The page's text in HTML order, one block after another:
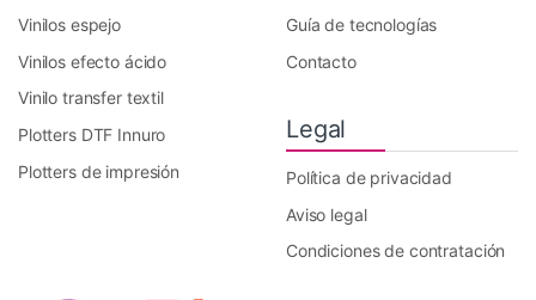
Vinilos espejo
Vinilos efecto ácido
Vinilo transfer textil
Plotters DTF Innuro
Plotters de impresión
Guía de tecnologías
Contacto
Legal
Política de privacidad
Aviso legal
Condiciones de contratación